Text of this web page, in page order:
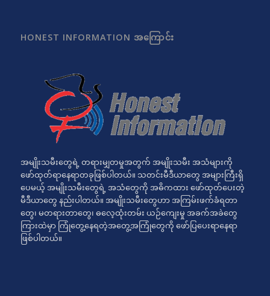
HONEST INFORMATION အကြောင်း
အမျိုးသမီးတွေရဲ့ တရားမျှတမှုအတွက် အမျိုးသမီး အသံများကို
ဖော်ထုတ်ရာနေရာတခုဖြစ်ပါတယ်။ သတင်းမီဒီယာတွေ အများကြီးရှိ
ပေမယ့် အမျိုးသမီးတွေရဲ့ အသံတွေကို အဓိကထား ဖော်ထုတ်ပေးတဲ့
မီဒီယာတွေ နည်းပါတယ်။ အမျိုးသမီးတွေဟာ အကြမ်းဖက်ခံရတာ
တွေ၊ မတရားတာတွေ၊ ဓလေ့ထုံးတမ်း ယဉ်ကျေးမှု အခက်အခဲတွေ
ကြားထဲမှာ ကြုံတွေ့နေရတဲ့အတွေ့အကြုံတွေကို ဖော်ပြပေးရာနေရာ
ဖြစ်ပါတယ်။